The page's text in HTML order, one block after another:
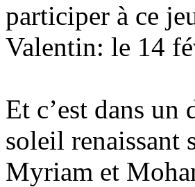
participer à ce
Valentin: le 14
Et c’est dans
soleil renaissant
Myriam et